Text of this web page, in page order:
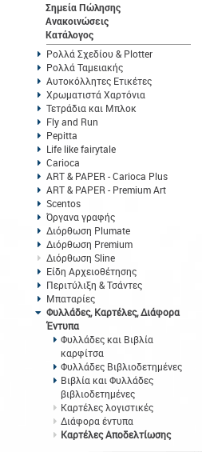
Σημεία Πώλησης
Ανακοινώσεις
Κατάλογος
Ρολλά Σχεδίου & Plotter
Ρολλά Ταμειακής
Αυτοκόλλητες Ετικέτες
Χρωματιστά Χαρτόνια
Τετράδια και Μπλοκ
Fly and Run
Pepitta
Life like fairytale
Carioca
ART & PAPER - Carioca Plus
ART & PAPER - Premium Art
Scentos
Όργανα γραφής
Διόρθωση Plumate
Διόρθωση Premium
Διόρθωση Sline
Είδη Αρχειοθέτησης
Περιτύλιξη & Τσάντες
Μπαταρίες
Φυλλάδες, Καρτέλες, Διάφορα
Έντυπα
Φυλλάδες και Βιβλία
καρφίτσα
Φυλλάδες Βιβλιοδετημένες
Βιβλία και Φυλλάδες
βιβλιοδετημένες
Καρτέλες λογιστικές
Διάφορα έντυπα
Καρτέλες Αποδελτίωσης